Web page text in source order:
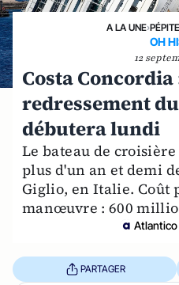
A LA UNE›
OH
12
Costa Concordia
redressement
débutera lundi
Le bateau de
plus d'un an et demi
Giglio, en Italie. Coût
manœuvre : 600
Atlantico
PARTAGER